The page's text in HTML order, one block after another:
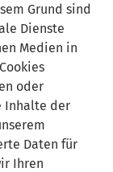
Grund sind
Dienste
Medien in
oder
Inhalte der
Daten für
Ihren